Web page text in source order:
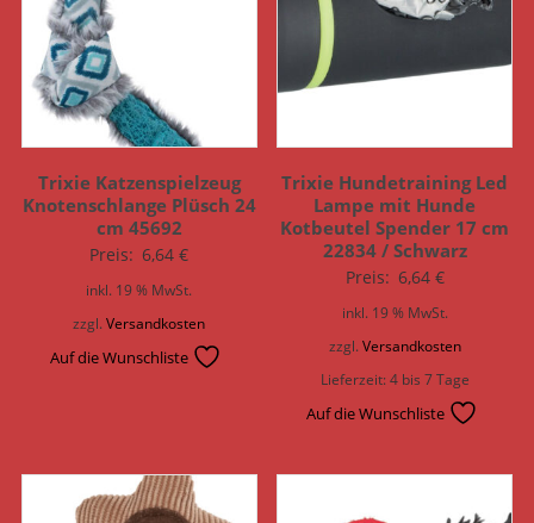
Trixie Katzenspielzeug
Knotenschlange Plüsch 24
cm 45692
Preis: 6,64€
inkl. 19 % MwSt.
zzgl.Versandkosten
Auf die Wunschliste
Trixie Hundetraining Led
Lampe mit Hunde
Kotbeutel Spender 17 cm
22834 / Schwarz
Preis: 6,64 €
inkl. 19 % MwSt.
zzgl. Versandkosten
Lieferzeit:4 bis 7 Tage
Auf die Wunschliste